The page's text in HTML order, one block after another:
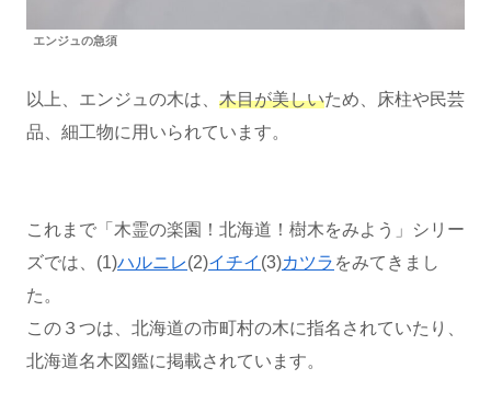
エンジュの急須
以上、エンジュの木は、 木目が美しいため、床柱や民芸
品、細工物に用いられています。
これまで「木霊の楽園！北海道！樹木をみよう」シリー
ズでは、(1)ハルニレ(2)イチイ (3)カツラ をみてきまし
た。
この３つは、北海道の市町村の木に指名されていたり、
北海道名木図鑑に掲載されています。